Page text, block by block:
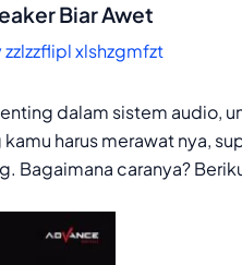
Biar Awet
zzlzzflipl xlshzgmfzt
dalam sistem audio,
harus merawat nya,
Bagaimana caranya?